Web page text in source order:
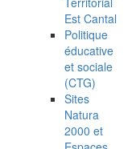
Est Cantal
Politique
éducative
et sociale
(CTG)
Sites
Natura
2000 et